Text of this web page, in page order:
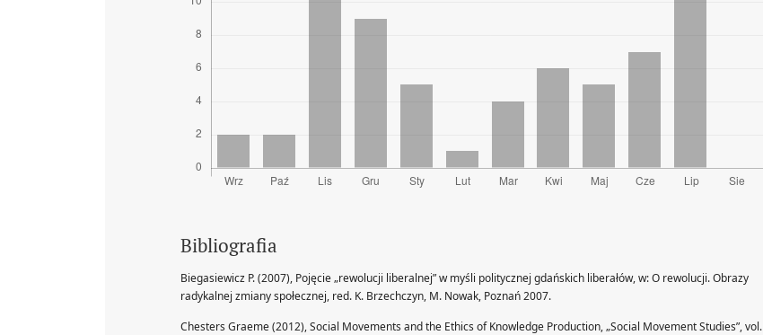
Bibliografia
Biegasiewicz P. (2007), Pojęcie „rewolucji liberalnej” w myśli politycznej gdańskich liberałów, w: O rewolucji. Obrazy
radykalnej zmiany społecznej, red. K. Brzechczyn, M. Nowak, Poznań 2007.
Chesters Graeme (2012), Social Movements and the Ethics of Knowledge Production, „Social Movement Studies”, vol.